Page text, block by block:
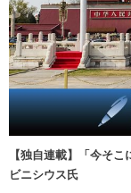
【独自連載】「今そ
ビニシウス氏